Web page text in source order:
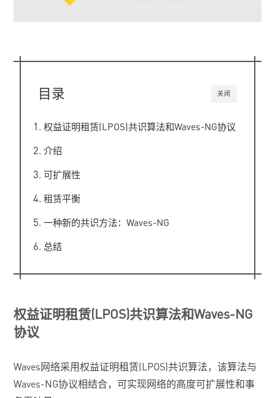
关闭
目录
权益证明租赁(LPOS)共识算法和Waves-NG协议
介绍
可扩展性
租赁平衡
一种新的共识方法：Waves-NG
总结
权益证明租赁(LPOS)共识算法和Waves-NG
协议
Waves网络采用权益证明租赁(LPOS)共识算法，该算法与
Waves-NG协议相结合，可实现网络的高度可扩展性和事